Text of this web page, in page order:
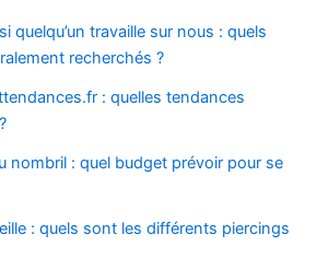
quelqu’un travaille sur nous : quels
recherchés ?
: quelles tendances
nombril : quel budget prévoir pour se
: quels sont les différents piercings